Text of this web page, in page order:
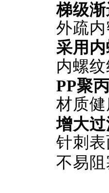
梯级
外疏
采用
内螺
PP聚
材质
增大
针刺
不易